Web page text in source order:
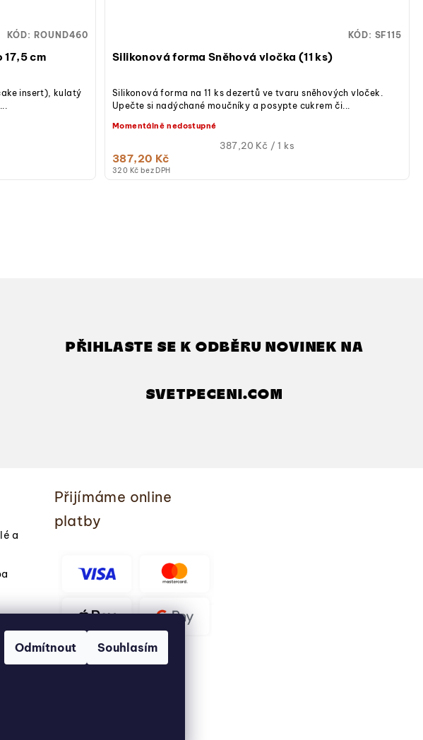
Odmítnout Souhlasím
cm
insert), kulatý
KÓD: ROUND460
Silikonová forma Sněhová vločka (11 ks)
320 Kč bez DPH
387,20 Kč
Měrná
387,20 Kč / 1 ks
Momentálně nedostupné
Silikonová forma na 11 ks dezertů ve tvaru sněhových vloček.
Upečte si nadýchané moučníky a posypte cukrem či...
KÓD: SF115
PŘIHLASTE SE K ODBĚRU NOVINEK NA
SVETPECENI.COM
a
Přijímáme online
platby